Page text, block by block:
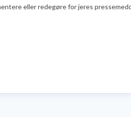
eller redegøre for jeres